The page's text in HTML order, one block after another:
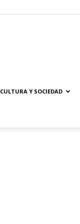
CULTURA Y SOCIEDAD